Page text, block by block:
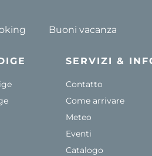
Buoni vacanza
SERVIZI &
Contatto
Come arrivare
Meteo
Eventi
Catalogo